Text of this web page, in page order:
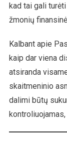
kad tai gali
žmonių
Kalbant apie
kaip dar viena
atsiranda
skaitmeninio
dalimi būtų